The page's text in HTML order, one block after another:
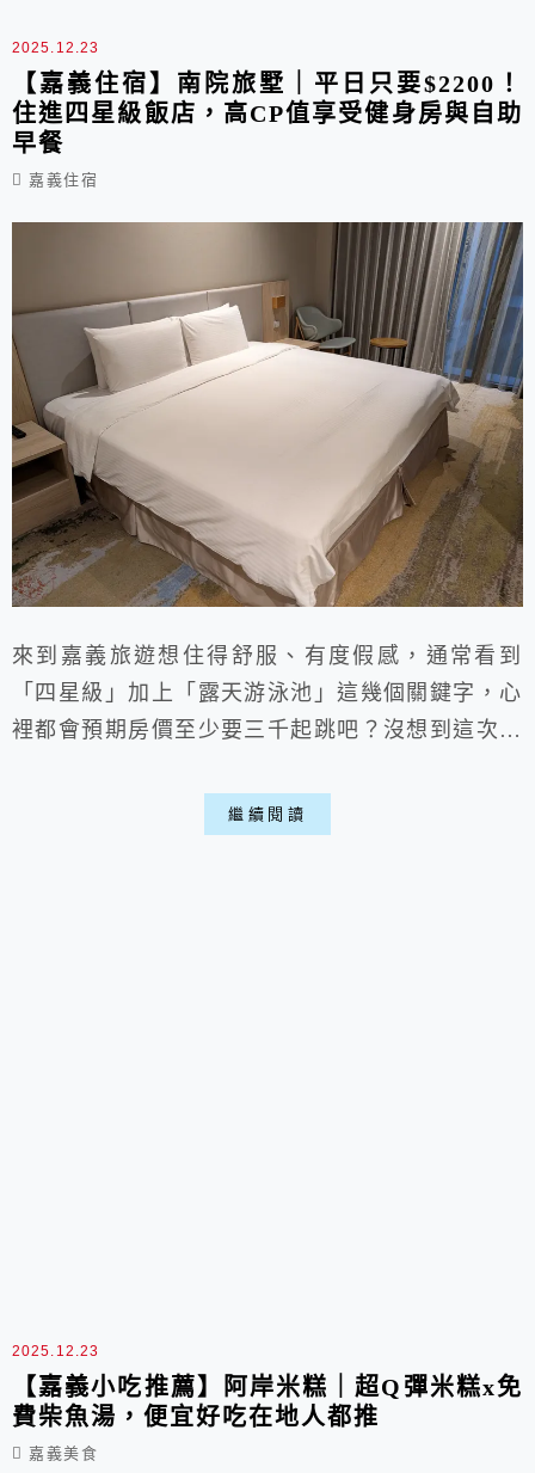
的羊雜、羊肉，來上一份屬於嘉義人的早餐拔。
2025.12.23
【嘉義住宿】南院旅墅｜平日只要$2200！
住進四星級飯店，高CP值享受健身房與自助
早餐
嘉義住宿
來到嘉義旅遊想住得舒服、有度假感，通常看到
「四星級」加上「露天游泳池」這幾個關鍵字，心
裡都會預期房價至少要三千起跳吧？沒想到這次入
我的眼鏡！不僅擁有24小時開放的健身房，還有
個不小的泳池，重點是平日雙人房竟然只要$2200
繼續閱讀
2025.12.23
【嘉義小吃推薦】阿岸米糕｜超Q彈米糕x免
費柴魚湯，便宜好吃在地人都推
嘉義美食